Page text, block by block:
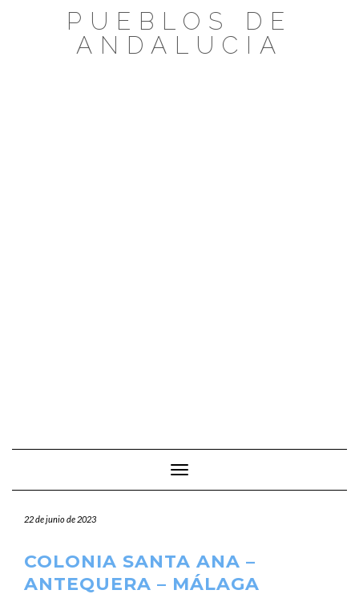
PUEBLOS DE
ANDALUCIA
Cambiar modo de navegación
22 de junio de 2023
COLONIA SANTA ANA –
ANTEQUERA – MÁLAGA